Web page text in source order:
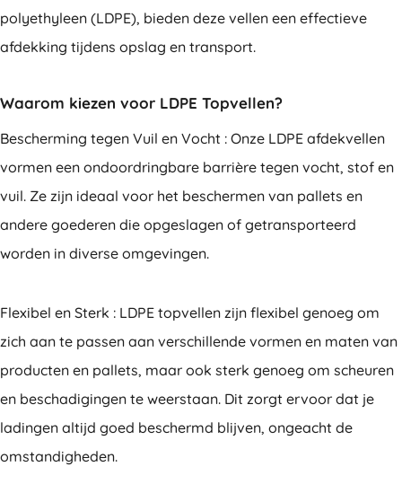
polyethyleen (LDPE), bieden deze vellen een effectieve
afdekking tijdens opslag en transport.
Waarom kiezen voor LDPE Topvellen?
Bescherming tegen Vuil en Vocht : Onze LDPE afdekvellen
vormen een ondoordringbare barrière tegen vocht, stof en
vuil. Ze zijn ideaal voor het beschermen van pallets en
andere goederen die opgeslagen of getransporteerd
worden in diverse omgevingen.
Flexibel en Sterk : LDPE topvellen zijn flexibel genoeg om
zich aan te passen aan verschillende vormen en maten van
producten en pallets, maar ook sterk genoeg om scheuren
en beschadigingen te weerstaan. Dit zorgt ervoor dat je
ladingen altijd goed beschermd blijven, ongeacht de
omstandigheden.